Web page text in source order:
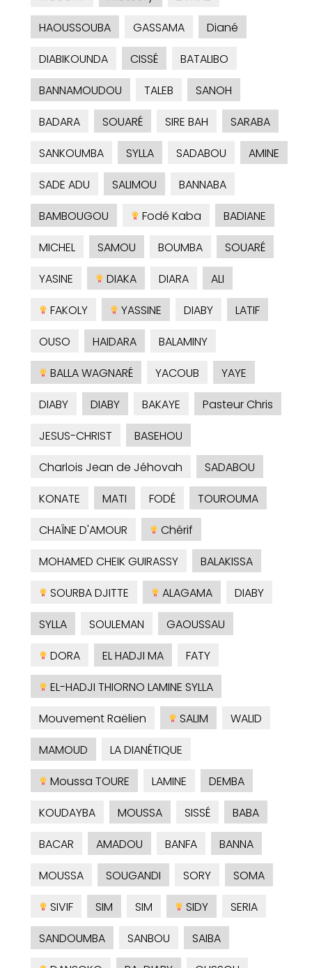
HAOUSSOUBA
GASSAMA
Diané
DIABIKOUNDA
CISSÉ
BATALIBO
BANNAMOUDOU
TALEB
SANOH
BADARA
SOUARÉ SIRE BAH
SARABA
SANKOUMBA
SYLLA SADABOU
AMINE
SADE ADU
SALIMOU
BANNABA
BAMBOUGOU
Fodé Kaba
BADIANE
MICHEL
SAMOU BOUMBA
SOUARÉ
YASINE
DIAKA DIARA
ALI
FAKOLY
YASSINE DIABY
LATIF
OUSO
HAIDARA
BALAMINY
BALLA WAGNARÉ
YACOUB
YAYE
DIABY
DIABY BAKAYE
Pasteur Chris
JESUS-CHRIST
BASEHOU
Charlois Jean de Jéhovah
SADABOU
KONATE
MATI FODÉ
TOUROUMA
CHAÎNE D'AMOUR
Chérif
MOHAMED CHEIK GUIRASSY
BALAKISSA
SOURBA DJITTE
ALAGAMA
DIABY
SYLLA
SOULEMAN
GAOUSSAU
DORA
EL HADJI MA
FATY
EL-HADJI THIORNO LAMINE SYLLA
Mouvement Raëlien
SALIM
WALID
MAMOUD
LA DIANÉTIQUE
Moussa TOURE
LAMINE
DEMBA
KOUDAYBA
MOUSSA SISSÉ
BABA
BACAR
AMADOU BANFA
BANNA
MOUSSA
SOUGANDI SORY
SOMA
SIVIF
SIM SIM SIDY
SERIA
SANDOUMBA
SANBOU
SAIBA